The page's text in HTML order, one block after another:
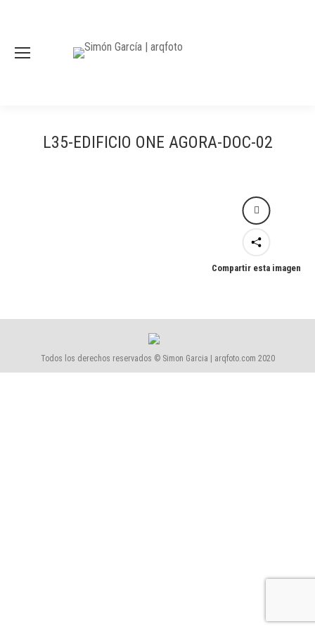
L35-EDIFICIO ONE AGORA-DOC-02
Compartir esta imagen
Todos los derechos reservados © Simon Garcia | arqfoto.com 2020